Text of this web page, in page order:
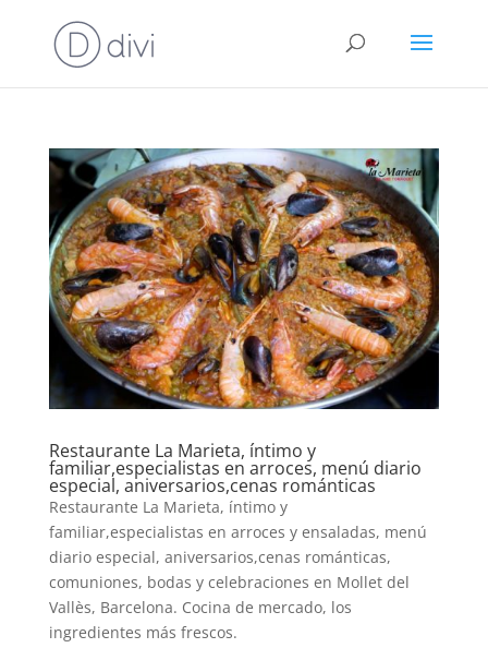
Restaurante La Marieta, íntimo y
familiar,especialistas en arroces, menú diario
especial, aniversarios,cenas románticas
Restaurante La Marieta, íntimo y
familiar,especialistas en arroces y ensaladas, menú
diario especial, aniversarios,cenas románticas,
comuniones, bodas y celebraciones en Mollet del
Vallès, Barcelona. Cocina de mercado, los
ingredientes más frescos.